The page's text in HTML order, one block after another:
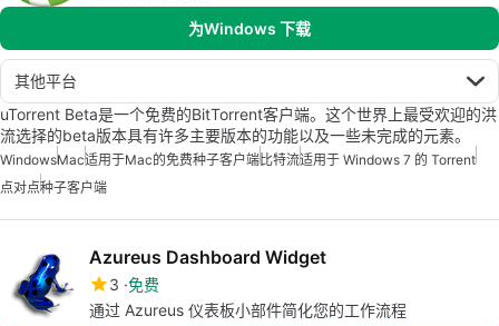
为Windows 下载
其他平台
uTorrent Beta是一个免费的BitTorrent客户端。这个世界上最受欢迎的洪
流选择的beta版本具有许多主要版本的功能以及一些未完成的元素。
WindowsMac适用于Mac的免费种子客户端比特流适用于 Windows 7 的 Torrent
点对点种子客户端
Azureus Dashboard Widget
3 免费
通过 Azureus 仪表板小部件简化您的工作流程